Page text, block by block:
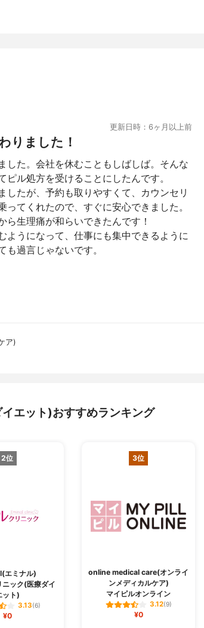
更新日時：6ヶ月以上前
りました！
した。会社を休むこともしばしば。そんな
ル処方を受けることにしたんです。
たが、予約も取りやすくて、カウンセリ
てくれたので、すぐに安心できました。
生理痛が和らいできたんです！
ようになって、仕事にも集中できるように
過言じゃないです。
ア)
エット)おすすめランキング
2位
エミナル)
ニック(医療ダイ
ット)
3.13(6)
¥0
3位
online medical care(オンライ
ンメディカルケア)
マイピルオンライン
3.12(9)
¥0